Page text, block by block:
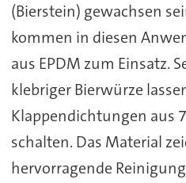
(Bierstein) gewachsen
kommen in diesen
aus EPDM zum Einsatz.
klebriger Bierwürze
Klappendichtungen aus
schalten. Das Material
hervorragende